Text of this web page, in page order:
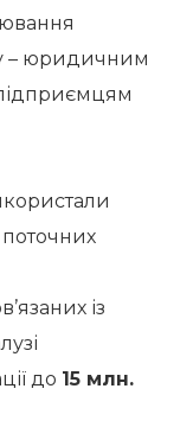
– юридичним
із
до 15 млн.